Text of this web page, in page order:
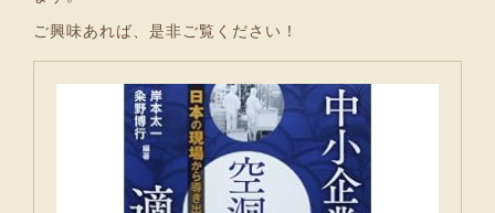
ご興味あれば、是非ご覧ください！